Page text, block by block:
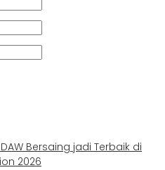
Bersaing jadi Terbaik di
2026